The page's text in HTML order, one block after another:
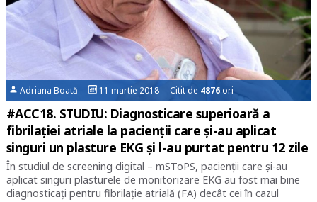
Adriana Boată 11 martie 2018 Citit de 4876 ori
#ACC18. STUDIU: Diagnosticare superioară a
fibrilației atriale la pacienții care și-au aplicat
singuri un plasture EKG și l-au purtat pentru 12 zile
În studiul de screening digital – mSToPS, pacienții care și-au
aplicat singuri plasturele de monitorizare EKG au fost mai bine
diagnosticați pentru fibrilație atrială (FA) decât cei în cazul